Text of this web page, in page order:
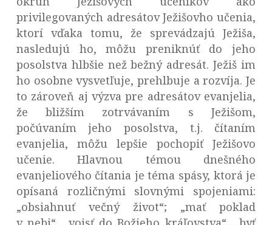
privilegovaných adresátov Ježišovho učenia,
ktorí vďaka tomu, že sprevádzajú Ježiša,
nasledujú ho, môžu preniknúť do jeho
posolstva hlbšie než bežný adresát. Ježiš im
ho osobne vysvetľuje, prehlbuje a rozvíja. Je
to zároveň aj výzva pre adresátov evanjelia,
že bližším zotrvávaním s Ježišom,
počúvaním jeho posolstva, t.j. čítaním
evanjelia, môžu lepšie pochopiť Ježišovo
učenie. Hlavnou témou dnešného
evanjeliového čítania je téma spásy, ktorá je
opísaná rozličnými slovnými spojeniami:
„obsiahnuť večný život“; „mať poklad